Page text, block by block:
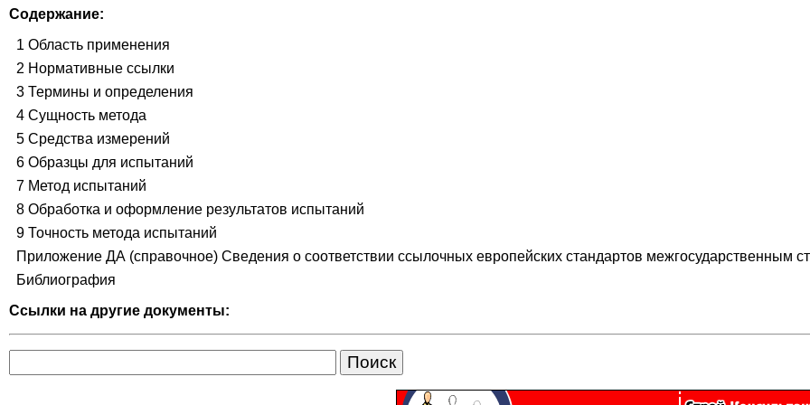
Содержание:
1 Область применения
2 Нормативные ссылки
3 Термины и определения
4 Сущность метода
5 Средства измерений
6 Образцы для испытаний
7 Метод испытаний
8 Обработка и оформление результатов испытаний
9 Точность метода испытаний
Приложение ДА (справочное) Сведения о соответствии ссылочных европейских стандартов межгосударственным
Библиография
Ссылки на другие документы: